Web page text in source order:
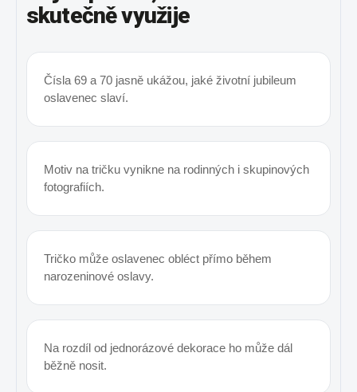
skutečně využije
Čísla 69 a 70 jasně ukážou, jaké životní jubileum
oslavenec slaví.
Motiv na tričku vynikne na rodinných i skupinových
fotografiích.
Tričko může oslavenec obléct přímo během
narozeninové oslavy.
Na rozdíl od jednorázové dekorace ho může dál
běžně nosit.